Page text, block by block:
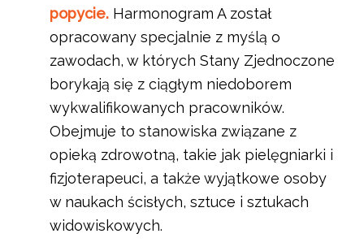
popycie. Harmonogram A został
opracowany specjalnie z myślą o
zawodach, w których Stany Zjednoczone
borykają się z ciągłym niedoborem
wykwalifikowanych pracowników.
Obejmuje to stanowiska związane z
opieką zdrowotną, takie jak pielęgniarki i
fizjoterapeuci, a także wyjątkowe osoby
w naukach ścisłych, sztuce i sztukach
widowiskowych.